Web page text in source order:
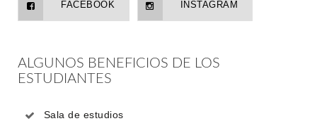
FACEBOOK INSTAGRAM
ALGUNOS BENEFICIOS DE LOS
ESTUDIANTES
Sala de estudios